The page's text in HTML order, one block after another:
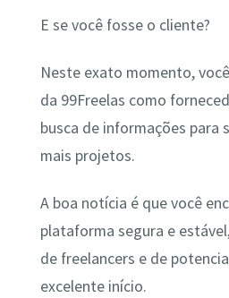
E se você fosse o cliente?
Neste exato momento,
da 99Freelas como
busca de informações para
mais projetos.
A boa notícia é que você
plataforma segura e
de freelancers e de
excelente início.